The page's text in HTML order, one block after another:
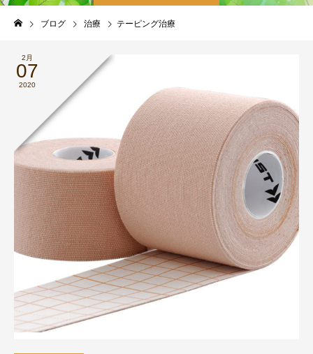
ブログ 治療 テーピング治療
2月
07
2020